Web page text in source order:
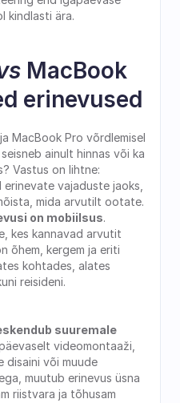
kindlasti ära.
MacBook
erinevused
MacBook Pro võrdlemisel
ainult hinnas või ka
Vastus on lihtne:
vajaduste jaoks,
on mobiilsus.
kes kannavad arvutit
õhem, kergem ja eriti
kohtades, alates
reisideni.
suuremale
videomontaaži,
disaini või muude
muutub erinevus üsna
riistvara ja tõhusam